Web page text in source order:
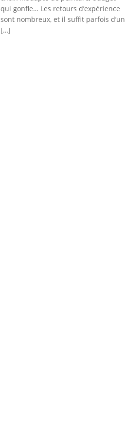
qui gonfle… Les retours d’expérience
sont nombreux, et il suffit parfois d’un
[…]